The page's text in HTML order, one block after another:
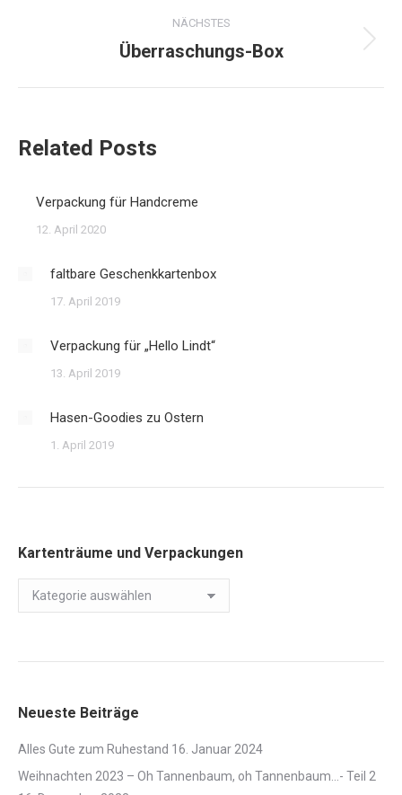
NÄCHSTES
Nächster
Überraschungs-Box
Related Posts
Verpackung für Handcreme
12. April 2020
faltbare Geschenkkartenbox
17. April 2019
Verpackung für „Hello Lindt“
13. April 2019
Hasen-Goodies zu Ostern
1. April 2019
Kartenträume und Verpackungen
Kartenträume
und
Neueste Beiträge
Alles Gute zum Ruhestand 16. Januar 2024
Weihnachten 2023 – Oh Tannenbaum, oh Tannenbaum…- Teil 2